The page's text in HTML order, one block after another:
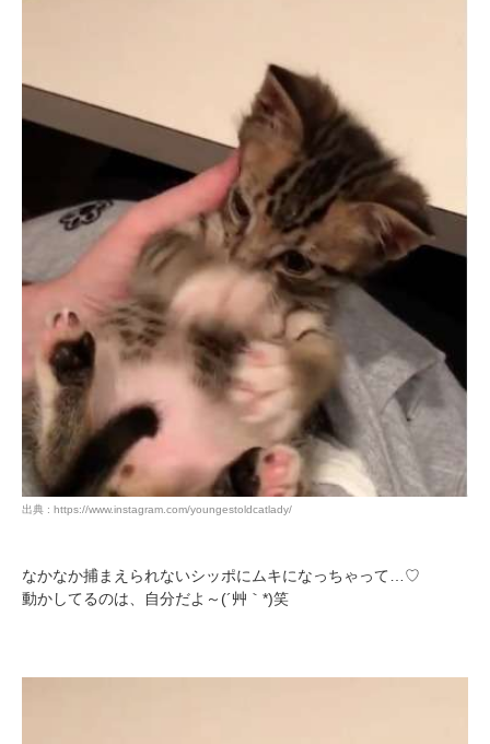
出典 : https://www.instagram.com/youngestoldcatlady/
なかなか捕まえられないシッポにムキになっちゃって…♡
動かしてるのは、自分だよ～(´艸｀*)笑
閉じる
pecodogs
いぬ部をフォロー
pecocats
ねこ部をフォロー
PECOアプリをダウンロード済みの方
アプリで開く